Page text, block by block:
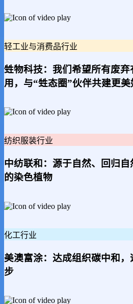
轻工业与消费品行业
甡物科技：我们希望所有废弃
用，与“甡态圈”伙伴共建更
纺织服装行业
中纺联和：源于自然、回归
的染色植物
化工行业
美澳富涂：达成组织碳中和
步